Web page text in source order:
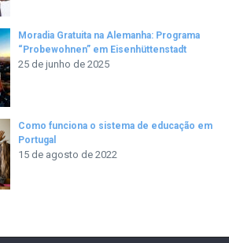
Moradia Gratuita na Alemanha: Programa
“Probewohnen” em Eisenhüttenstadt
25 de junho de 2025
Como funciona o sistema de educação em
Portugal
15 de agosto de 2022